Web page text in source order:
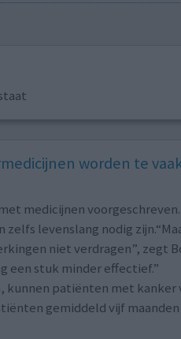
worden te
medicijnen voorgeschreven.
levenslang nodig
niet verdragen”, zegt
een stuk minder effectief.”
kunnen patiënten met kanker
gemiddeld vijf